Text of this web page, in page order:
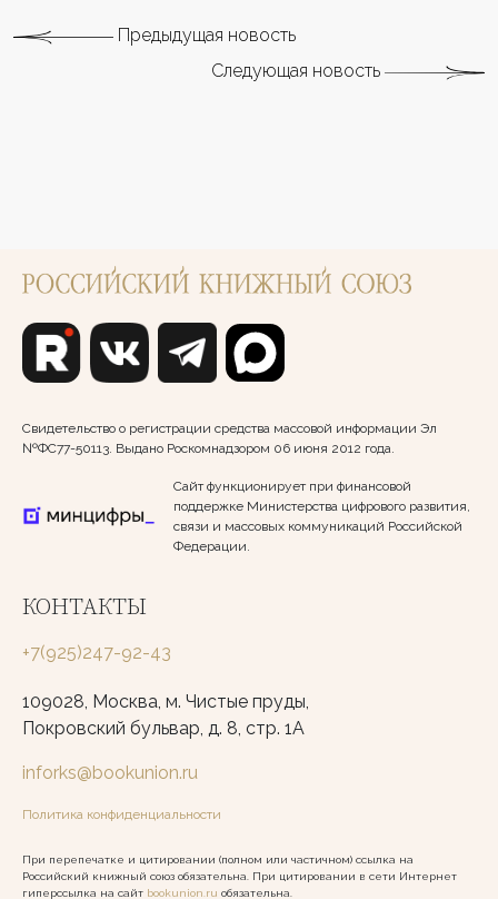
Предыдущая новость
Следующая новость
Свидетельство о регистрации средства массовой информации Эл
№ФС77-50113. Выдано Роскомнадзором 06 июня 2012 года.
Сайт функционирует при финансовой
поддержке Министерства цифрового развития,
связи и массовых коммуникаций Российской
Федерации.
КОНТАКТЫ
+7(925)247-92-43
109028, Москва, м. Чистые пруды,
Покровский бульвар, д. 8, стр. 1А
inforks@bookunion.ru
Политика конфиденциальности
При перепечатке и цитировании (полном или частичном) ссылка на
Российский книжный союз обязательна. При цитировании в сети Интернет
гиперссылка на сайт bookunion.ru обязательна.